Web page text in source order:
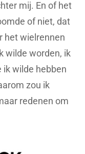
mij. En of het
of niet, dat
het wielrennen
wilde worden, ik
ik wilde hebben
zou ik
redenen om